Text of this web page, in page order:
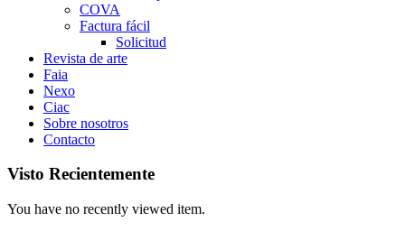
COVA
Factura fácil
Solicitud
Revista de arte
Faia
Nexo
Ciac
Sobre nosotros
Contacto
Visto Recientemente
You have no recently viewed item.